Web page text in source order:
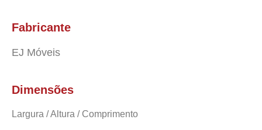
Fabricante
EJ Móveis
Dimensões
Largura / Altura / Comprimento